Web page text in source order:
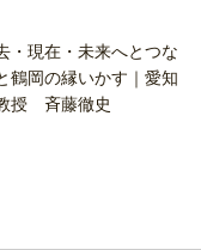
・現在・未来へとつな
岡の縁いかす｜愛知
授 斉藤徹史